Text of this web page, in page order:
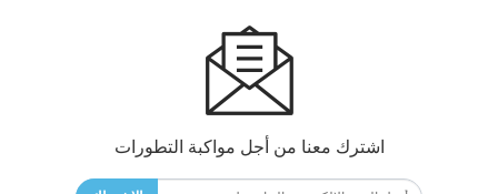
اشترك معنا من أجل مواكبة التطورات